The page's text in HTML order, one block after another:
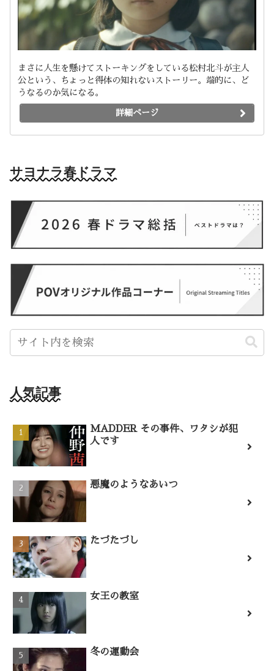
まさに人生を懸けてストーキングをしている松村北斗が主人
公という、ちょっと得体の知れないストーリー。端的に、ど
うなるのか気になる。
詳細ページ
サヨナラ春ドラマ
人気記事
MADDER その事件、ワタシが犯
人です
悪魔のようなあいつ
たづたづし
女王の教室
冬の運動会